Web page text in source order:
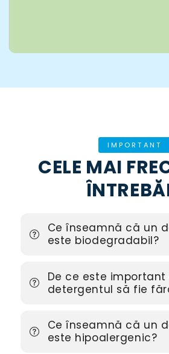
IMPORTANT
CELE MAI
Ce înseamnă că un
este biodegradabil?
De ce este important
detergentul să fie
Ce înseamnă că un
este hipoalergenic?